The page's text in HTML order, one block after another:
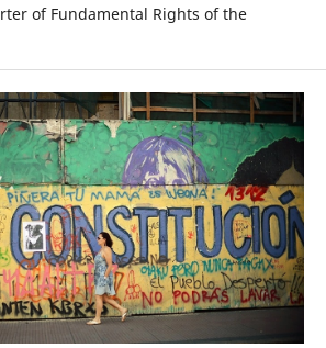
of Fundamental Rights of the